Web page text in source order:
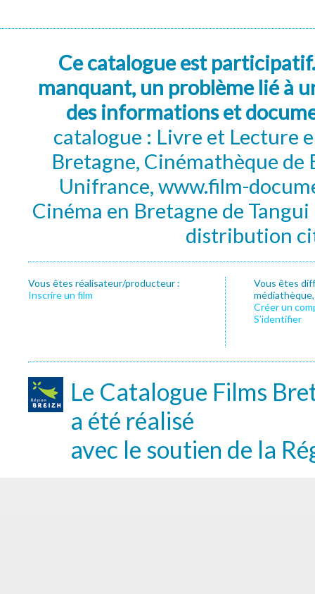
Ce catalogue est
manquant, un problème lié à
des informations et
catalogue : Livre et Lecture
Bretagne, Cinémathèque de
Unifrance, www.film-
Cinéma en Bretagne de
distribution
Vous êtes réalisateur/producteur :
Inscrire un film
Vous êtes
Créer un
S’identifier
Le Catalogue Films
a été réalisé
avec le soutien de la